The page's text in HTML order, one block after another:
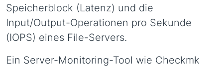
Speicherblock (Latenz) und die
Input/Output-Operationen pro Sekunde
(IOPS) eines File-Servers.
Ein Server-Monitoring-Tool wie Checkmk